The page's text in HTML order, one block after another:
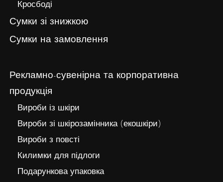
Кросбоді
Сумки зі знижкою
Сумки на замовлення
Рекламно-сувенірна та корпоративна
продукція
Вироби із шкіри
Вироби зі шкірозамінника (екошкіри)
Вироби з повсті
Килимки для підлоги
Подарункова упаковка